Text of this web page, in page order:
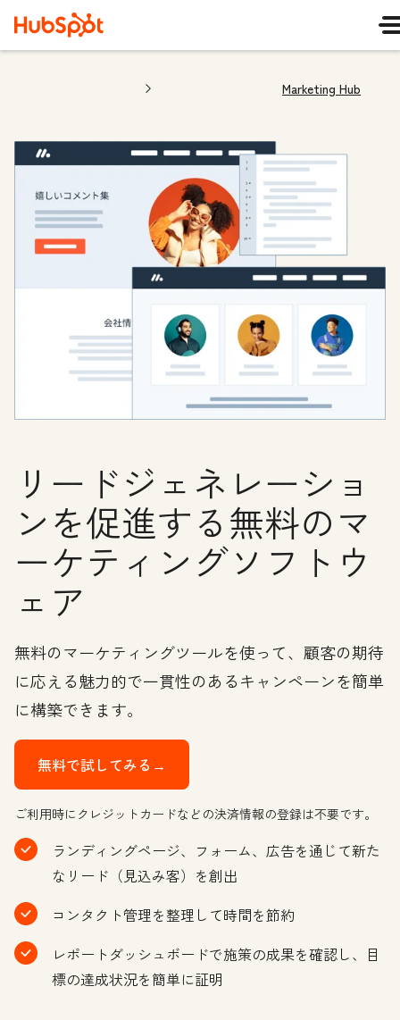
Marketing Hub
リードジェネレーショ
ンを促進する無料のマ
ーケティングソフトウ
ェア
無料のマーケティングツールを使って、顧客の期待
に応える魅力的で一貫性のあるキャンペーンを簡単
に構築できます。
無料で試してみる→
ご利用時にクレジットカードなどの決済情報の登録は不要です。
ランディングページ、フォーム、広告を通じて新た
なリード（見込み客）を創出
コンタクト管理を整理して時間を節約
レポートダッシュボードで施策の成果を確認し、目
標の達成状況を簡単に証明